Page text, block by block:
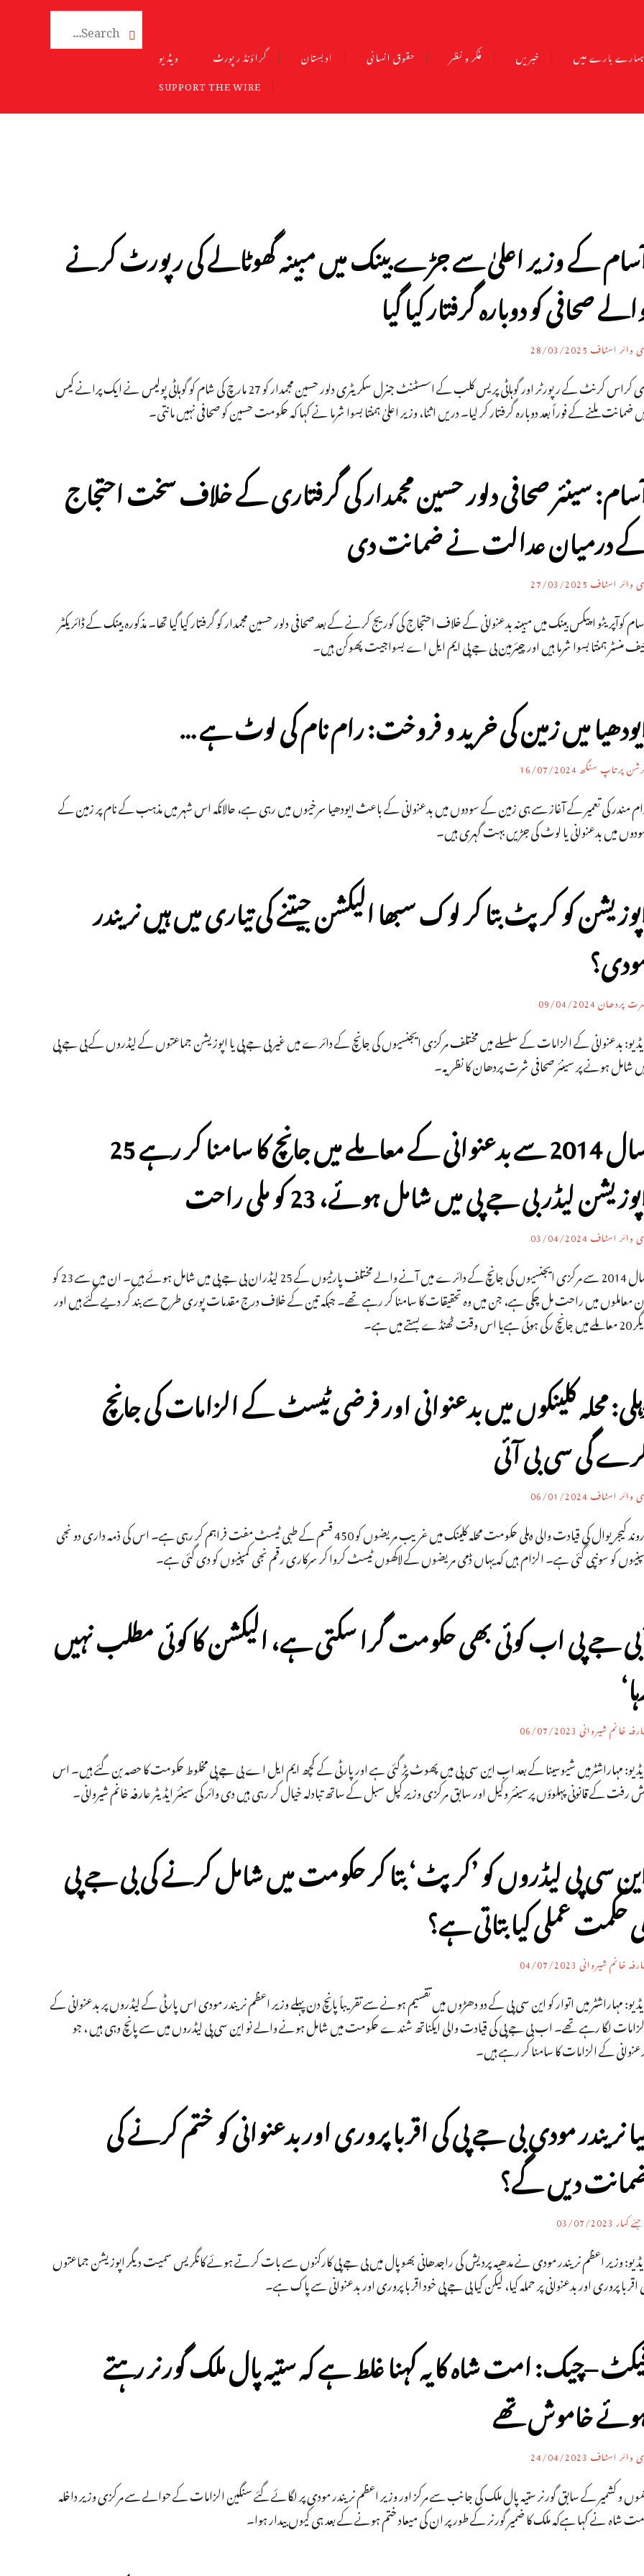
ہمارے بارے میں خبریں فکر و نظر حقوق انسانی ادبستان گراؤنڈ رپورٹ
ویڈیو
SUPPORT THE WIRE

کے وزیر اعلیٰ سے جڑے بینک میں مبینہ گھوٹالے کی رپورٹ کرنے
صحافی کو دوبارہ گرفتار کیا گیا
وائر اسٹاف28/03/2025
دی کراس کرنٹ کے رپورٹر اور گوہاٹی پریس کلب کے اسسٹنٹ جنرل سکریٹری دلور حسین مجمدار کو 27 مارچ کی شام کو گوہاٹی پولیس نے ایک پرانے کیس
ضمانت ملنے کے فوراً بعد دوبارہ گرفتار کر لیا۔ دریں اثنا، وزیر اعلیٰ ہمنتا بسوا شرما نے کہا کہ حکومت حسین کو صحافی نہیں مانتی۔
سینئر صحافی دلور حسین مجمدار کی گرفتاری کے خلاف سخت احتجاج
درمیان عدالت نے ضمانت دی
وائر اسٹاف27/03/2025
کوآپریٹو اپیکس بینک میں مبینہ بدعنوانی کے خلاف احتجاج کی کوریج کرنے کے بعد صحافی دلور حسین مجمدار کو گرفتار کیا گیا تھا۔ مذکورہ بینک کے ڈائریکٹر
منسٹر ہمنتا بسوا شرما ہیں اور چیئرمین بی جے پی ایم ایل اے بسواجیت پھوکن ہیں۔
میں زمین کی خرید و فروخت: رام نام کی لوٹ ہے …
پرتاپ سنگھ16/07/2024
مندر کی تعمیر کے آغاز سے ہی زمین کے سودوں میں بدعنوانی کے باعث ایودھیا سرخیوں میں رہی ہے، حالانکہ اس شہر میں مذہب کے نام پر زمین کے
میں بدعنوانی یا لوٹ کی جڑیں بہت گہری ہیں۔
کو کرپٹ بتا کر لوک سبھا الیکشن جیتنے کی تیاری میں ہیں نریندر
پردھان09/04/2024
بدعنوانی کے الزامات کے سلسلے میں مختلف مرکزی ایجنسیوں کی جانچ کے دائرے میں غیر بی جے پی یا اپوزیشن جماعتوں کے لیڈروں کے بی جے پی
شامل ہونے پر سینئر صحافی شرت پردھان کا نظریہ۔
سال 2014 سے بدعنوانی کے معاملے میں جانچ کا سامنا کر رہے 25
لیڈر بی جے پی میں شامل ہوئے، 23 کو ملی راحت
وائر اسٹاف03/04/2024
سال 2014 سے مرکزی ایجنسیوں کی جانچ کے دائرے میں آنے والے مختلف پارٹیوں کے 25 لیڈران بی جے پی میں شامل ہوئے ہیں۔ ان میں سے 23 کو
معاملوں میں راحت مل چکی ہے، جن میں وہ تحقیقات کا سامنا کر رہے تھے۔ جبکہ تین کے خلاف درج مقدمات پوری طرح سے بند کر دیے گئے ہیں اور
اس وقت ٹھنڈے بستے میں ہے۔
محلہ کلینکوں میں بدعنوانی اور فرضی ٹیسٹ کے الزامات کی جانچ
گی سی بی آئی
وائر اسٹاف06/01/2024
اروند کیجریوال کی قیادت والی دہلی حکومت محلہ کلینک میں غریب مریضوں کو 450 قسم کے طبی ٹیسٹ مفت فراہم کر رہی ہے۔ اس کی ذمہ داری دو نجی
کو سونپی گئی ہے۔ الزام ہیں کہ یہاں ڈمی مریضوں کے لاکھوں ٹیسٹ کروا کر سرکاری رقم نجی کمپنیوں کو دی گئی ہے۔
جے پی اب کوئی بھی حکومت گرا سکتی ہے، الیکشن کا کوئی مطلب نہیں
خانم شیروانی06/07/2023
مہاراشٹرمیں شیوسینا کے بعد اب این سی پی میں پھوٹ پڑ گئی ہے اور پارٹی کے کچھ ایم ایل اے بی جے پی مخلوط حکومت کا حصہ بن گئے ہیں۔ اس
رفت کے قانونی پہلوؤں پرسینئر وکیل اور سابق مرکزی وزیر کپل سبل کے ساتھ تبادلہ خیال کر رہی ہیں دی وائر کی سینئر ایڈیٹر عارفہ خانم شیروانی۔
سی پی لیڈروں کو ’کرپٹ‘ بتا کر حکومت میں شامل کرنے کی بی جے پی
حکمت عملی کیا بتاتی ہے؟
خانم شیروانی04/07/2023
مہاراشٹر میں اتوار کو این سی پی کے دو دھڑوں میں تقسیم ہونے سے تقریباً پانچ دن پہلے وزیر اعظم نریندر مودی اس پارٹی کے لیڈروں پر بدعنوانی کے
لگا رہے تھے۔ اب بی جے پی کی قیادت والی ایکناتھ شندے حکومت میں شامل ہونے والے نو این سی پی لیڈروں میں سے پانچ وہی ہیں ، جو
کے الزامات کا سامنا کر رہے ہیں۔
نریندر مودی بی جے پی کی اقربا پروری اور بدعنوانی کو ختم کرنے کی
دیں گے؟
کمار03/07/2023
وزیر اعظم نریندر مودی نے مدھیہ پردیش کی راجدھانی بھوپال میں بی جے پی کارکنوں سے بات کرتے ہوئے کانگریس سمیت دیگر اپوزیشن جماعتوں
اقربا پروری اور بدعنوانی پر حملہ کیا، لیکن کیا بی جے پی خود اقربا پروری اور بدعنوانی سے پاک ہے۔
–چیک: امت شاہ کا یہ کہنا غلط ہے کہ ستیہ پال ملک گورنر رہتے
خاموش تھے
وائر اسٹاف 24/04/2023
و کشمیر کے سابق گورنر ستیہ پال ملک کی جانب سے مرکز اور وزیر اعظم نریندر مودی پر لگائے گئے سنگین الزامات کے حوالے سے مرکزی وزیر داخلہ
شاہ نے کہا ہےکہ ملک کا ضمیر گورنر کے طور پر ان کی میعاد ختم ہونے کے بعد ہی کیوں بیدار ہوا۔